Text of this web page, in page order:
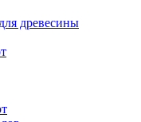
древесины